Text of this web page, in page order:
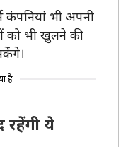
भी अपनी
को भी खुलने की
है
ये